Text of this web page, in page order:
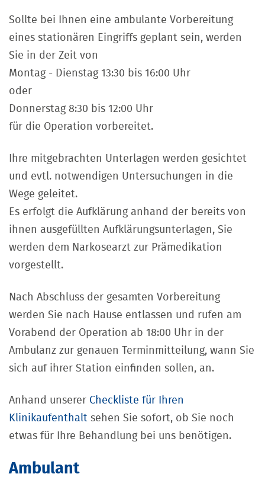
Sollte bei Ihnen eine ambulante Vorbereitung
eines stationären Eingriffs geplant sein, werden
Sie in der Zeit von
Montag - Dienstag 13:30 bis 16:00 Uhr
oder
Donnerstag 8:30 bis 12:00 Uhr
für die Operation vorbereitet.
Ihre mitgebrachten Unterlagen werden gesichtet
und evtl. notwendigen Untersuchungen in die
Wege geleitet.
Es erfolgt die Aufklärung anhand der bereits von
ihnen ausgefüllten Aufklärungsunterlagen, Sie
werden dem Narkosearzt zur Prämedikation
vorgestellt.
Nach Abschluss der gesamten Vorbereitung
werden Sie nach Hause entlassen und rufen am
Vorabend der Operation ab 18:00 Uhr in der
Ambulanz zur genauen Terminmitteilung, wann Sie
sich auf ihrer Station einfinden sollen, an.
Anhand unserer Checkliste für Ihren
Klinikaufenthalt sehen Sie sofort, ob Sie noch
etwas für Ihre Behandlung bei uns benötigen.
Ambulant